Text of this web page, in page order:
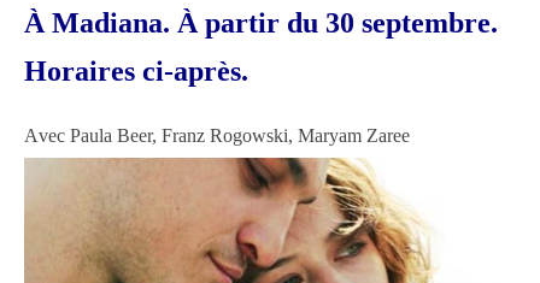
À Madiana. À partir du 30 septembre.
Horaires ci-après.
Avec Paula Beer, Franz Rogowski, Maryam Zaree